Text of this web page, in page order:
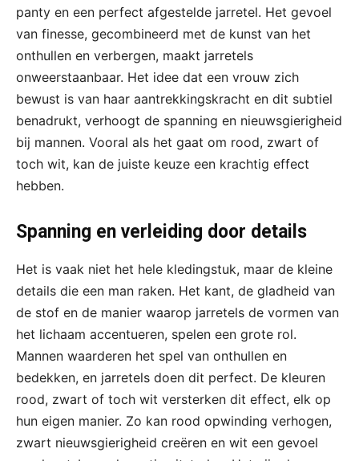
panty en een perfect afgestelde jarretel. Het gevoel
van finesse, gecombineerd met de kunst van het
onthullen en verbergen, maakt jarretels
onweerstaanbaar. Het idee dat een vrouw zich
bewust is van haar aantrekkingskracht en dit subtiel
benadrukt, verhoogt de spanning en nieuwsgierigheid
bij mannen. Vooral als het gaat om rood, zwart of
toch wit, kan de juiste keuze een krachtig effect
hebben.
Spanning en verleiding door details
Het is vaak niet het hele kledingstuk, maar de kleine
details die een man raken. Het kant, de gladheid van
de stof en de manier waarop jarretels de vormen van
het lichaam accentueren, spelen een grote rol.
Mannen waarderen het spel van onthullen en
bedekken, en jarretels doen dit perfect. De kleuren
rood, zwart of toch wit versterken dit effect, elk op
hun eigen manier. Zo kan rood opwinding verhogen,
zwart nieuwsgierigheid creëren en wit een gevoel